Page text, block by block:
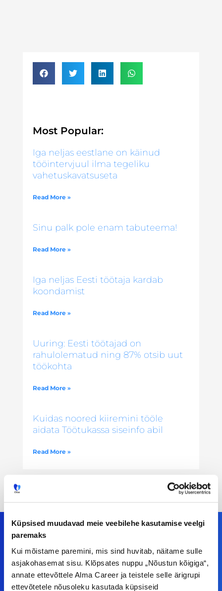
Küpsised muudavad meie veebilehe kasutamise veelgi
paremaks
Kui mõistame paremini, mis sind huvitab, näitame sulle
asjakohasemat sisu. Klõpsates nuppu „Nõustun kõigiga“,
annate ettevõttele Alma Career ja teistele selle ärigrupi
ettevõtetele nõusoleku kasutada küpsiseid
Most Popular:
Iga neljas eestlane on käinud
tööintervjuul ilma tegeliku
vahetuskavatsuseta
Read More »
Sinu palk pole enam tabuteema!
Read More »
Iga neljas Eesti töötaja kardab
koondamist
Read More »
Uuring: Eesti töötajad on
rahulolematud ning 87% otsib uut
töökohta
Read More »
Kuidas noored kiiremini tööle
aidata Töötukassa siseinfo abil
Read More »
Meiega leiad!
Tööelublogi.ee lehelt leiad kõik vajaliku, et olla